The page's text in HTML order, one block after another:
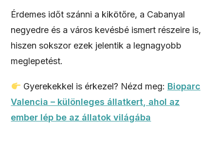
Érdemes időt szánni a kikötőre, a Cabanyal
negyedre és a város kevésbé ismert részeire is,
hiszen sokszor ezek jelentik a legnagyobb
meglepetést.
Gyerekekkel is érkezel? Nézd meg: Bioparc
Valencia – különleges állatkert, ahol az
ember lép be az állatok világába